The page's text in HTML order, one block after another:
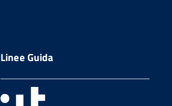
Linee Guida